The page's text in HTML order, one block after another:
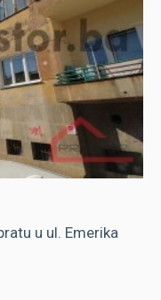
u ul. Emerika